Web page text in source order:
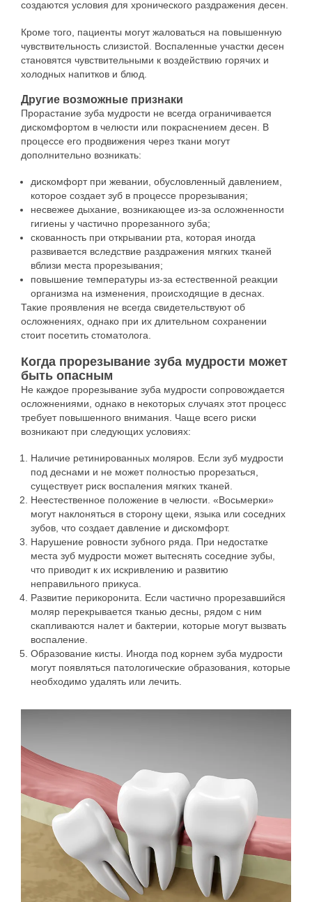
создаются условия для хронического раздражения десен.
Кроме того, пациенты могут жаловаться на повышенную
чувствительность слизистой. Воспаленные участки десен
становятся чувствительными к воздействию горячих и
холодных напитков и блюд.
Другие возможные признаки
Прорастание зуба мудрости не всегда ограничивается
дискомфортом в челюсти или покраснением десен. В
процессе его продвижения через ткани могут
дополнительно возникать:
дискомфорт при жевании, обусловленный давлением,
которое создает зуб в процессе прорезывания;
несвежее дыхание, возникающее из-за осложненности
гигиены у частично прорезанного зуба;
скованность при открывании рта, которая иногда
развивается вследствие раздражения мягких тканей
вблизи места прорезывания;
повышение температуры из-за естественной реакции
организма на изменения, происходящие в деснах.
Такие проявления не всегда свидетельствуют об
осложнениях, однако при их длительном сохранении
стоит посетить стоматолога.
Когда прорезывание зуба мудрости может
быть опасным
Не каждое прорезывание зуба мудрости сопровождается
осложнениями, однако в некоторых случаях этот процесс
требует повышенного внимания. Чаще всего риски
возникают при следующих условиях:
Наличие ретинированных моляров. Если зуб мудрости
под деснами и не может полностью прорезаться,
существует риск воспаления мягких тканей.
Неестественное положение в челюсти. «Восьмерки»
могут наклоняться в сторону щеки, языка или соседних
зубов, что создает давление и дискомфорт.
Нарушение ровности зубного ряда. При недостатке
места зуб мудрости может вытеснять соседние зубы,
что приводит к их искривлению и развитию
неправильного прикуса.
Развитие перикоронита. Если частично прорезавшийся
моляр перекрывается тканью десны, рядом с ним
скапливаются налет и бактерии, которые могут вызвать
воспаление.
Образование кисты. Иногда под корнем зуба мудрости
могут появляться патологические образования, которые
необходимо удалять или лечить.